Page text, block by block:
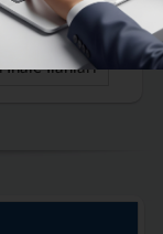
İhale İlanları